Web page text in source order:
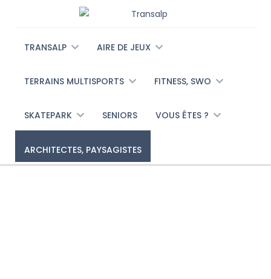
TRANSALP AIRE DE JEUX
TERRAINS MULTISPORTS FITNESS, SWO
SKATEPARK SENIORS VOUS ÊTES ?
ARCHITECTES, PAYSAGISTES